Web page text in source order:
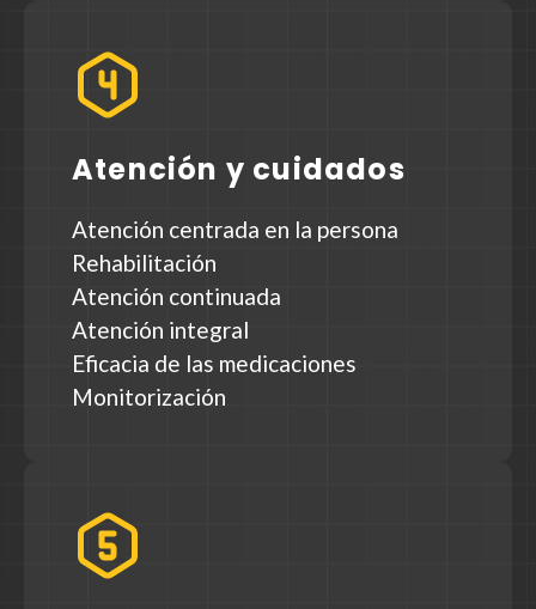
Atención y cuidados
Atención centrada en la persona
Rehabilitación
Atención continuada
Atención integral
Eficacia de las medicaciones
Monitorización